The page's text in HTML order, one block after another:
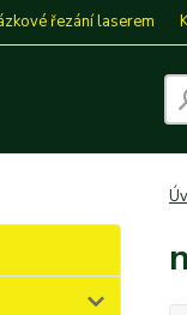
řezání laserem